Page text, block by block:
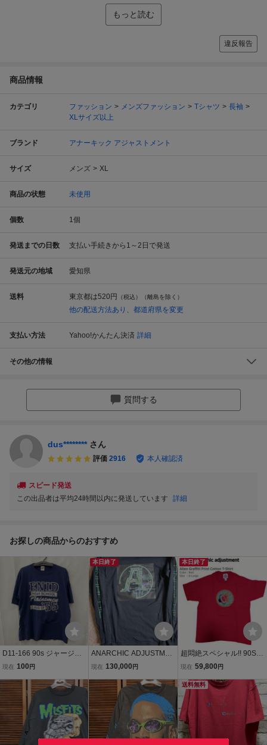
もっと読む
違反報告
商品情報
カテゴリ ファッション メンズファッション Tシャツ
長袖
XLサイズ以上
ブランド アナーキック アジャストメント
サイズ メンズ XL
商品の状態 未使用
個数 1個
発送までの日数 支払い手続きから1～2日で発送
発送元の地域 愛知県
送料 東京都は520円 （税込）（離島を除く）
他の配送方法あり、都道府県を変更
支払い方法 Yahoo!かんたん決済 詳細
その他の情報
質問する
dus******** さん
評価 2916 本人確認済
スピード発送
この出品者は平均24時間以内に発送しています
詳細
お探しの商品からのおすすめ
D11-166 90s ジャージー
ズ アメリカ古着 XL ハイ
Tシャツ ネイビー JERZE
ES メンズ
現在 100 円
本日終了
ANARCHIC ADJUSTMEN
T アナーキックアジャス
現在 130,000 円
本日終了
超悶絶スペシャル!! 90S a
narchic adjustment アナ
ト USA製 ヴィンテージ
エイリアングラフィティT
シャツ XL 極美品
現在 59,800 円
送料無料